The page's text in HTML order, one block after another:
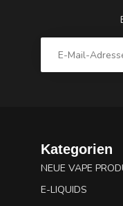
Kategorien
NEUE VAPE
E-LIQUIDS